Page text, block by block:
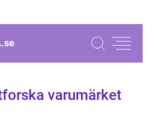
se
varumärket